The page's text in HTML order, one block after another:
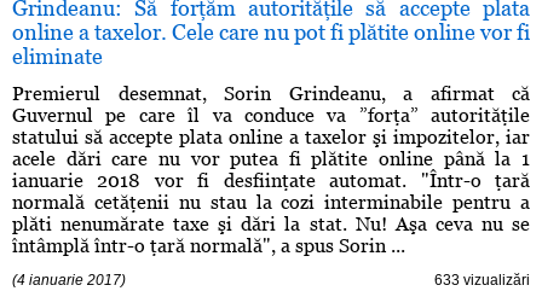
Grindeanu: Să forţăm autorităţile să accepte plata
online a taxelor. Cele care nu pot fi plătite online vor fi
eliminate
Premierul desemnat, Sorin Grindeanu, a afirmat că
Guvernul pe care îl va conduce va ”forţa” autorităţile
statului să accepte plata online a taxelor şi impozitelor, iar
acele dări care nu vor putea fi plătite online până la 1
ianuarie 2018 vor fi desfiinţate automat. "Într-o ţară
normală cetăţenii nu stau la cozi interminabile pentru a
plăti nenumărate taxe şi dări la stat. Nu! Aşa ceva nu se
întâmplă într-o ţară normală", a spus Sorin ...
(4 ianuarie 2017) 633 vizualizări